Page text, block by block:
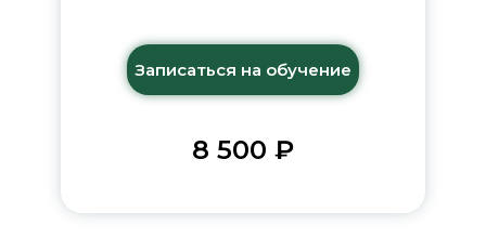
8 500 ₽
Записаться на обучение